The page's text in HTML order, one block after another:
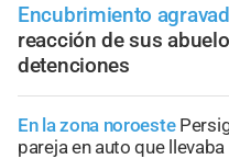
Encubrimiento
reacción de sus
detenciones
En la zona noroeste
pareja en auto que